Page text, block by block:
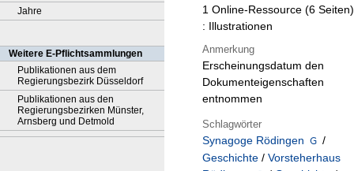
Jahre
Weitere E-Pflichtsammlungen
Publikationen aus dem
Regierungsbezirk Düsseldorf
Publikationen aus den
Regierungsbezirken Münster,
Arnsberg und Detmold
1 Online-Ressource (6 Seiten)
: Illustrationen
Anmerkung
Erscheinungsdatum den
Dokumenteigenschaften
entnommen
Schlagwörter
Synagoge Rödingen
/
Geschichte / Vorsteherhaus